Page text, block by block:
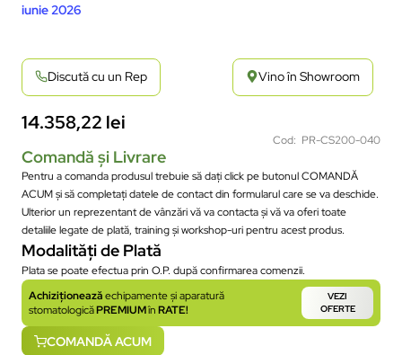
iunie 2026
Discută cu un Rep Vino în Showroom
14.358,22 lei
Cod: PR-CS200-040
Comandă și Livrare
Pentru a comanda produsul trebuie să dați click pe butonul COMANDĂ
ACUM și să completați datele de contact din formularul care se va deschide.
Ulterior un reprezentant de vânzări vă va contacta și vă va oferi toate
detaliile legate de plată, training și workshop-uri pentru acest produs.
Modalități de Plată
Plata se poate efectua prin O.P. după confirmarea comenzii.
Achiziționeazăechipamente și aparatură
stomatologicăPREMIUMînRATE!
VEZI
OFERTE
COMANDĂ ACUM